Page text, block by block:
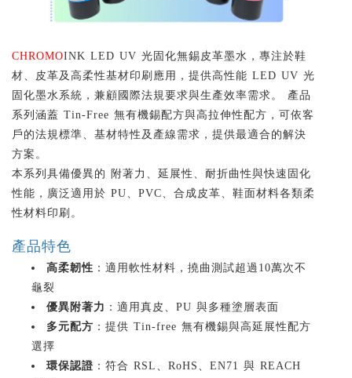
CHROMOINK LED UV 光固化無錫皮革墨水，專注於鞋
材、皮革及高柔性基材印刷應用，提供高性能 LED UV 光
固化墨水系統，兼顧國際法規要求與生產效率需求。 產品
系列涵蓋 Tin-Free 無有機錫配方與高拉伸性配方，可依客
戶的法規標準、基材特性及產線需求，提供最適合的解決
方案。
本系列具備優異的 附著力、延展性、耐折曲性與快速固化
性能，廣泛適用於 PU、PVC、合成皮革、鞋面材料各類柔
性材料印刷。
產品特色
高柔韌性 ：適用軟性材料，撓曲測試超過10萬次不
龜裂
優異附著力 ：適用真皮、PU 與多種塗層表面
多元配方 ：提供 Tin-free 無有機錫與高延展性配方
選擇
環保認證 ：符合 RSL、RoHS、EN71 與 REACH